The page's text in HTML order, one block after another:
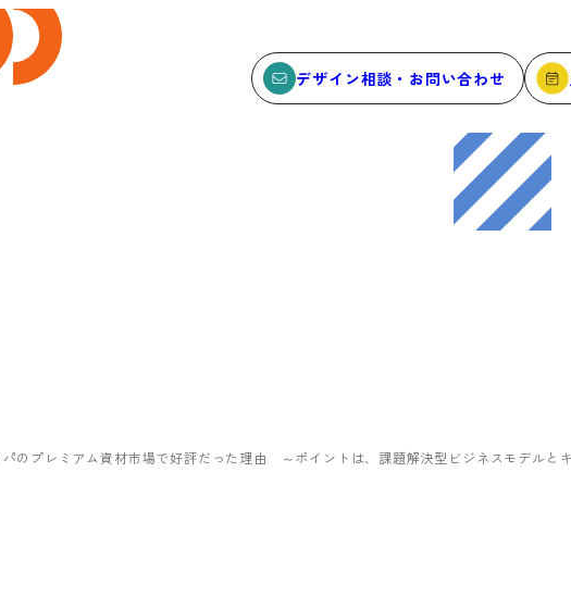
デザイン相談・お問い合わせ
ペース
MEMBER
メンバーシ
のプレミアム資材市場で好評だった理由 ～ポイントは、課題解決型ビジネスモデルと